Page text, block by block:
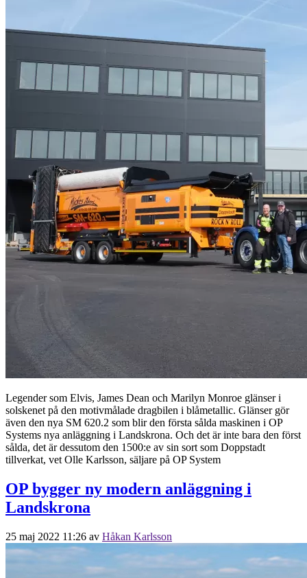
Legender som Elvis, James Dean och Marilyn Monroe glänser i
solskenet på den motivmålade dragbilen i blåmetallic. Glänser gör
även den nya SM 620.2 som blir den första sålda maskinen i OP
Systems nya anläggning i Landskrona. Och det är inte bara den först
sålda, det är dessutom den 1500:e av sin sort som Doppstadt
tillverkat, vet Olle Karlsson, säljare på OP System
OP bygger ny modern anläggning i
Landskrona
25 maj 2022 11:26 av Håkan Karlsson